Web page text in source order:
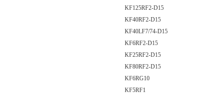
KF125RF2-D15
KF40RF2-D15
KF40LF7/74-D15
KF6RF2-D15
KF25RF2-D15
KF80RF2-D15
KF6RG10
KF5RF1